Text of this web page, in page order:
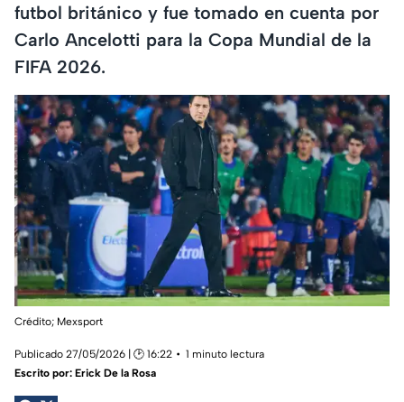
futbol británico y fue tomado en cuenta por
Carlo Ancelotti para la Copa Mundial de la
FIFA 2026.
Crédito; Mexsport
Publicado 27/05/2026 | 🕑 16:22
1 minuto lectura
Escrito por: Erick De la Rosa